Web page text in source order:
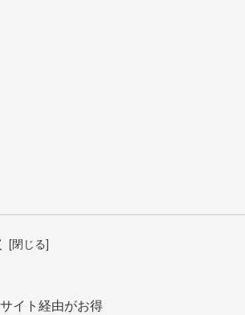
イト経由がお得